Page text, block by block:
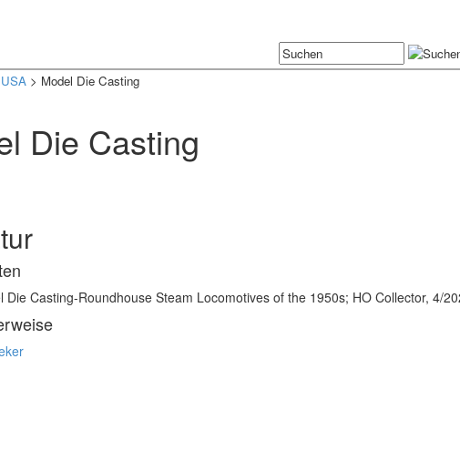
USA > Model Die Casting
Die Casting
Die Casting-Roundhouse Steam Locomotives of the 1950s; HO Collector, 4/